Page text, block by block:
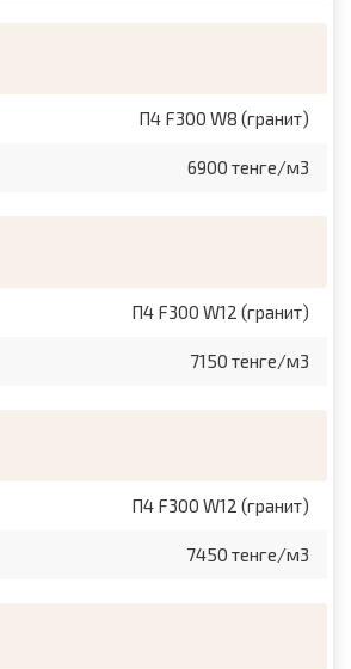
П4 F300 W8 (гранит)
6900 тенге/м3
П4 F300 W12 (гранит)
7150 тенге/м3
П4 F300 W12 (гранит)
7450 тенге/м3